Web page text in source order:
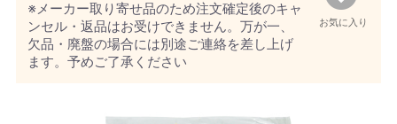
お気に入り
※メーカー取り寄せ品のため注文確定後のキャ
ンセル・返品はお受けできません。万が一、
欠品・廃盤の場合には別途ご連絡を差し上げ
ます。予めご了承ください